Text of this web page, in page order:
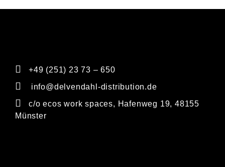
+49 (251) 23 73 – 650
info@delvendahl-distribution.de
c/o ecos work spaces, Hafenweg 19, 48155
Münster